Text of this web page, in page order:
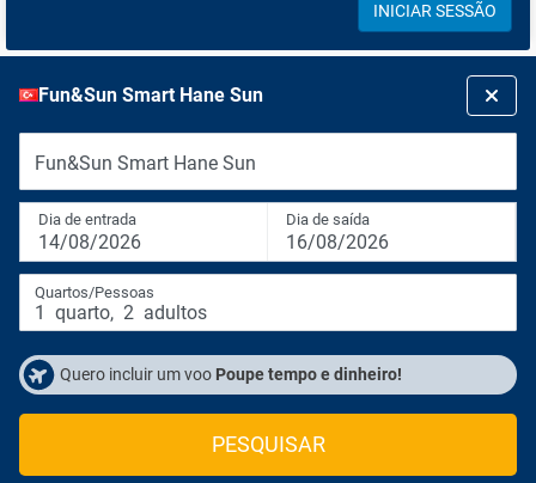
INICIAR SESSÃO
Fun&Sun Smart Hane Sun
Fun&Sun Smart Hane Sun
Dia de entrada
14/08/2026
Dia de saída
16/08/2026
Quartos/Pessoas
1 quarto, 2 adultos
Quero incluir um voo Poupe tempo e dinheiro!
PESQUISAR